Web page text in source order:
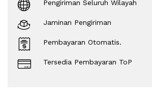
Pengiriman Seluruh Wilayah
Jaminan Pengiriman
Pembayaran Otomatis.
Tersedia Pembayaran ToP